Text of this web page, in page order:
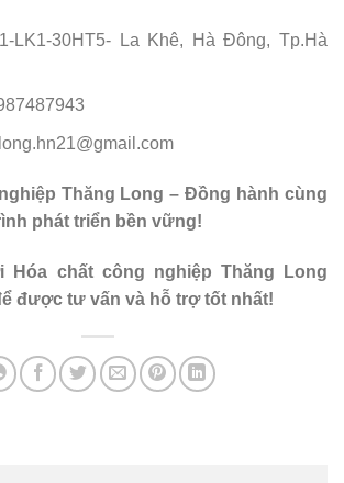
LK1-30HT5- La Khê, Hà Đông, Tp.Hà
Thăng Long – Đồng hành cùng
phát triển bền vững!
Hóa chất công nghiệp Thăng Long
được tư vấn và hỗ trợ tốt nhất!